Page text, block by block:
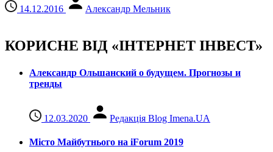
14.12.2016 Александр Мельник
КОРИСНЕ ВІД «ІНТЕРНЕТ ІНВЕСТ»
Александр Ольшанский о будущем. Прогнозы и
тренды
12.03.2020 Редакція Blog Imena.UA
Місто Майбутнього на iForum 2019